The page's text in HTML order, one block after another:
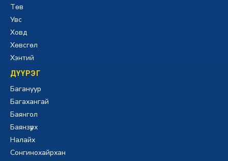
Төв
Увс
Ховд
Хөвсгөл
Хэнтий
ДҮҮРЭГ
Багануур
Багахангай
Баянгол
Баянзүрх
Налайх
Сонгинохайрхан